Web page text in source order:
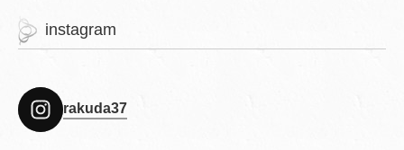
instagram
rakuda37